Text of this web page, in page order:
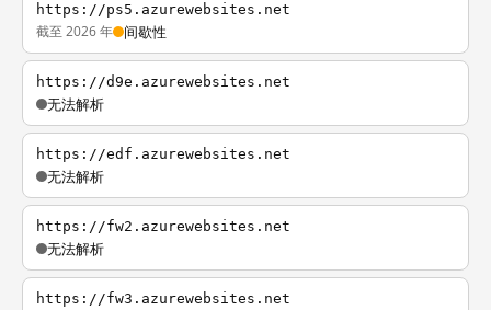
https://ps5.azurewebsites.net
截至 2026 年 间歇性
https://d9e.azurewebsites.net
无法解析
https://edf.azurewebsites.net
无法解析
https://fw2.azurewebsites.net
无法解析
https://fw3.azurewebsites.net